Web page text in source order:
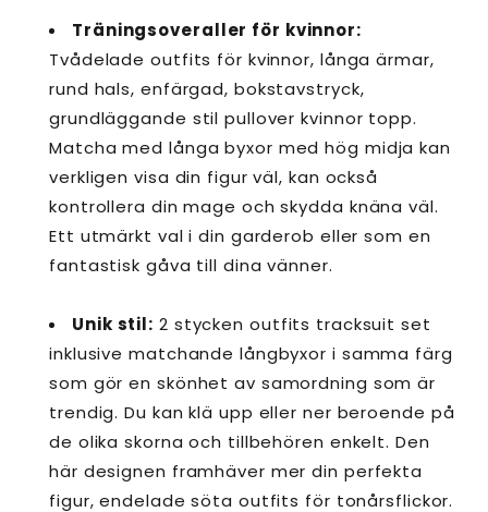
Träningsoveraller för kvinnor:
Tvådelade outfits för kvinnor, långa ärmar,
rund hals, enfärgad, bokstavstryck,
grundläggande stil pullover kvinnor topp.
Matcha med långa byxor med hög midja kan
verkligen visa din figur väl, kan också
kontrollera din mage och skydda knäna väl.
Ett utmärkt val i din garderob eller som en
fantastisk gåva till dina vänner.
Unik stil: 2 stycken outfits tracksuit set
inklusive matchande långbyxor i samma färg
som gör en skönhet av samordning som är
trendig. Du kan klä upp eller ner beroende på
de olika skorna och tillbehören enkelt. Den
här designen framhäver mer din perfekta
figur, endelade söta outfits för tonårsflickor.